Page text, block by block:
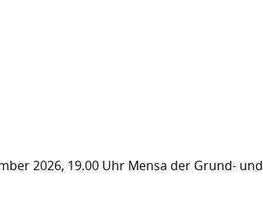
2026, 19.00 Uhr Mensa der Grund- und